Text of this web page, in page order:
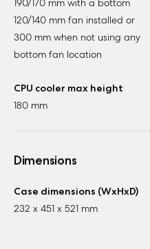
190/170 mm with a bottom
120/140 mm fan installed or
300 mm when not using any
bottom fan location
CPU cooler max height
180 mm
Dimensions
Case dimensions (WxHxD)
232 x 451 x 521 mm